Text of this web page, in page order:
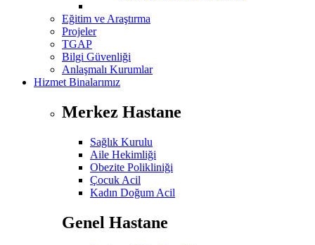
Eğitim ve Araştırma
Projeler
TGAP
Bilgi Güvenliği
Anlaşmalı Kurumlar
Hizmet Binalarımız
Merkez Hastane
Sağlık Kurulu
Aile Hekimliği
Obezite Polikliniği
Çocuk Acil
Kadın Doğum Acil
Genel Hastane